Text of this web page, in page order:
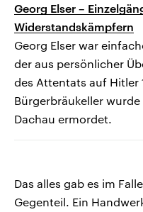
Georg Elser –
Widerstandskämpfern
Georg Elser war
der aus persönlicher
des Attentats auf Hitler
Bürgerbräukeller
Dachau ermordet.
Das alles gab es im
Gegenteil. Ein